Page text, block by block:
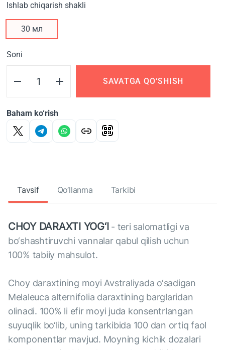
Ishlab chiqarish shakli
30 мл
Soni
SAVATGA QO‘SHISH
Baham ko‘rish
Tavsif Qo‘llanma Tarkibi
CHOY DARAXTI YOG‘I - teri salomatligi va
bo‘shashtiruvchi vannalar qabul qilish uchun
100% tabiiy mahsulot.
Choy daraxtining moyi Avstraliyada o‘sadigan
Melaleuca alternifolia daraxtining barglaridan
olinadi. 100% li efir moyi juda konsentrlangan
suyuqlik bo‘lib, uning tarkibida 100 dan ortiq faol
komponentlar mavjud. Moyning kichik dozalari